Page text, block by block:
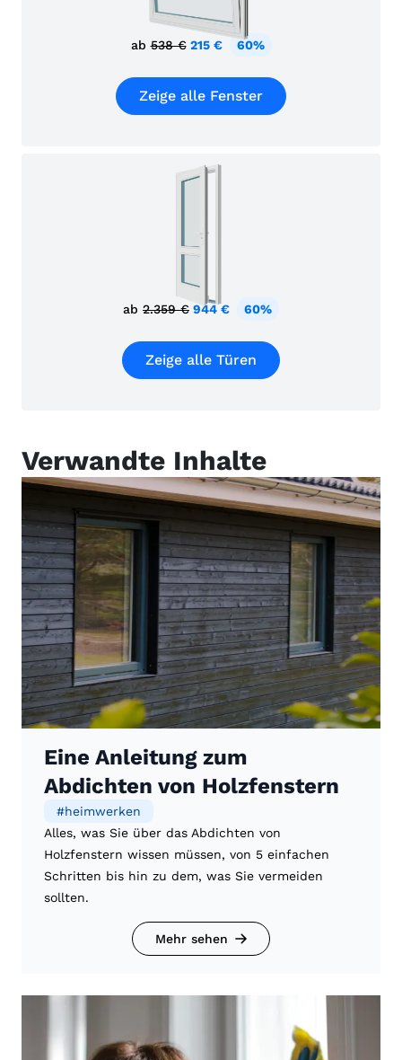
ab 538 € 215 € 60%
Zeige alle Fenster
ab 2.359 € 944 € 60%
Zeige alle Türen
Verwandte Inhalte
Eine Anleitung zum
Abdichten von Holzfenstern
#heimwerken
Alles, was Sie über das Abdichten von
Holzfenstern wissen müssen, von 5 einfachen
Schritten bis hin zu dem, was Sie vermeiden
sollten.
Mehr sehen